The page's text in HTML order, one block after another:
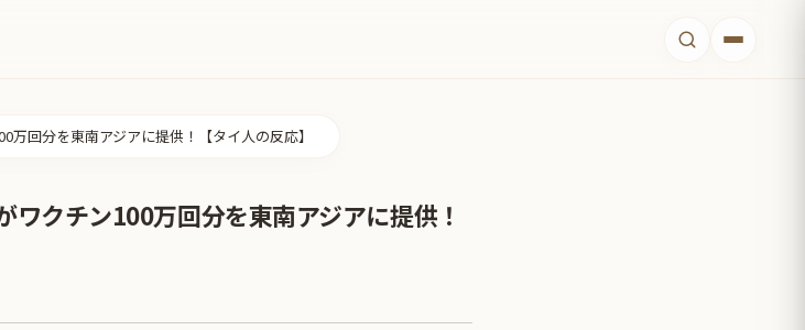
回分を東南アジアに提供！【タイ人の反応】
クチン100万回分を東南アジアに提供！